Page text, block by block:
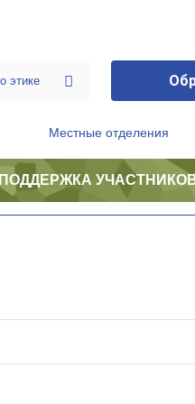
Местные отделения
ПОДДЕРЖКА